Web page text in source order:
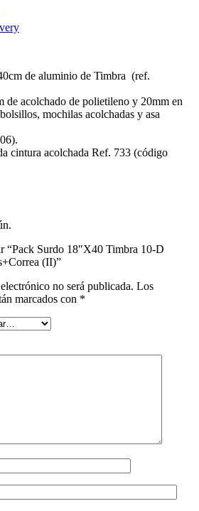
de aluminio de Timbra (ref.
de acolchado de polietileno y 20mm en
mochilas acolchadas y asa
cintura acolchada Ref. 733 (código
“Pack Surdo 18″X40 Timbra 10-D
(II)”
no será publicada. Los
marcados con *